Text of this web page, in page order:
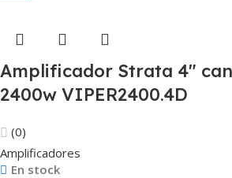
Amplificador Strata 4″
2400w VIPER2400.4D
(0)
Amplificadores
En stock